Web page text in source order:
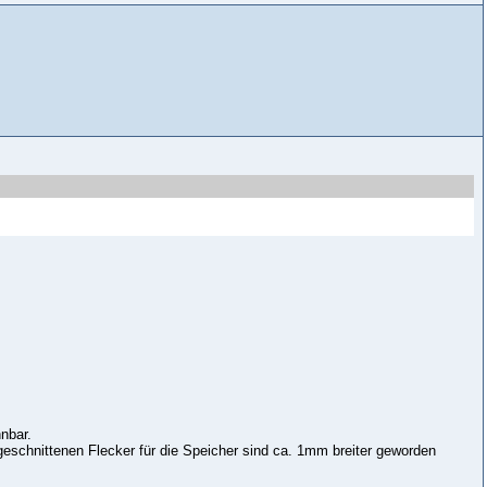
Flecker für die Speicher sind ca. 1mm breiter geworden